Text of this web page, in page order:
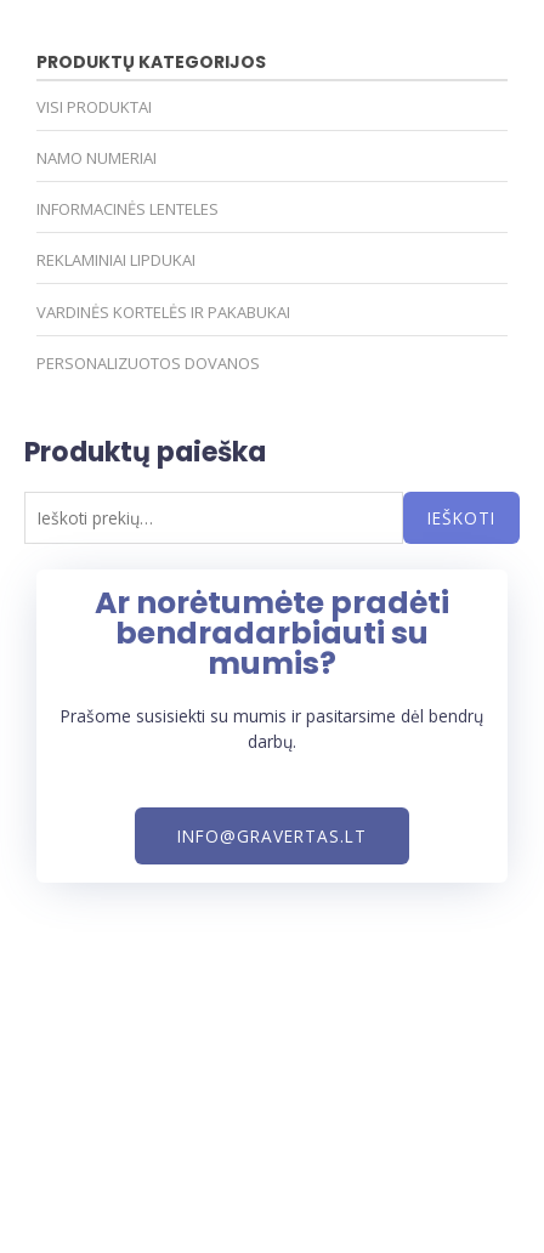
PRODUKTŲ KATEGORIJOS
VISI PRODUKTAI
NAMO NUMERIAI
INFORMACINĖS LENTELES
REKLAMINIAI LIPDUKAI
VARDINĖS KORTELĖS IR PAKABUKAI
PERSONALIZUOTOS DOVANOS
Produktų paieška
IEŠKOTI
Ar norėtumėte pradėti
bendradarbiauti su
mumis?
Prašome susisiekti su mumis ir pasitarsime dėl bendrų
darbų.
INFO@GRAVERTAS.LT